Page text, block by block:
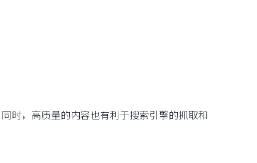
时，高质量的内容也有利于搜索引擎的抓取和